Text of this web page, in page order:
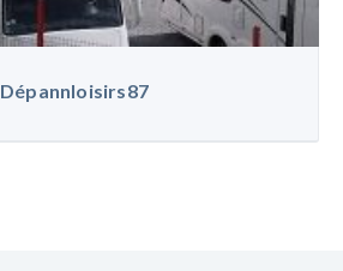
Dépannloisirs87